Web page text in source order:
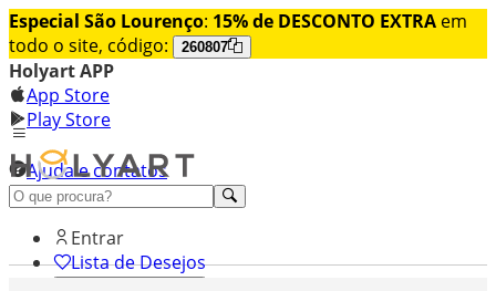
Especial São Lourenço: 15% de DESCONTO EXTRA em
todo o site, código:
260807
Holyart APP
App Store
Play Store
Ajuda e contatos
Conheça premium
Entrar
Lista de Desejos